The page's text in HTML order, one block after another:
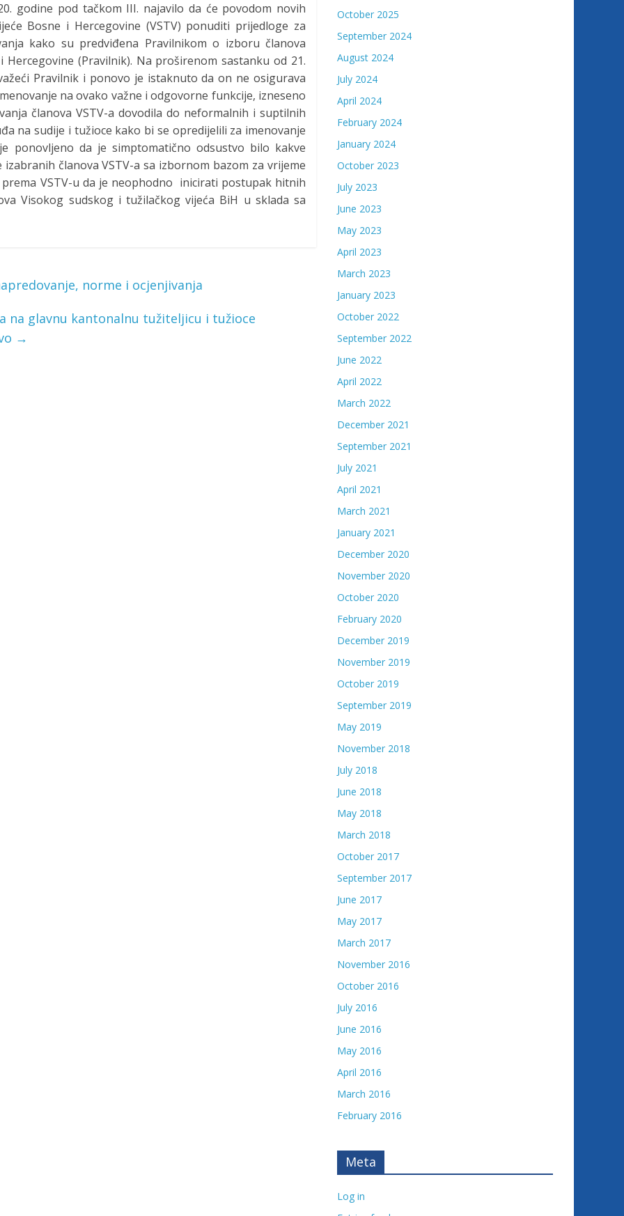
godine pod tačkom III. najavilo da će povodom novih
Bosne i Hercegovine (VSTV) ponuditi prijedloge za
kako su predviđena Pravilnikom o izboru članova
(Pravilnik). Na proširenom sastanku od 21.
Pravilnik i ponovo je istaknuto da on ne osigurava
na ovako važne i odgovorne funkcije, izneseno
članova VSTV-a dovodila do neformalnih i suptilnih
na sudije i tužioce kako bi se opredijelili za imenovanje
ponovljeno da je simptomatično odsustvo bilo kakve
članova VSTV-a sa izbornom bazom za vrijeme
VSTV-u da je neophodno inicirati postupak hitnih
Visokog sudskog i tužilačkog vijeća BiH u sklada sa
norme i ocjenjivanja
na glavnu kantonalnu tužiteljicu i tužioce
→
October 2025
September 2024
August 2024
July 2024
April 2024
February 2024
January 2024
October 2023
July 2023
June 2023
May 2023
April 2023
March 2023
January 2023
October 2022
September 2022
June 2022
April 2022
March 2022
December 2021
September 2021
July 2021
April 2021
March 2021
January 2021
December 2020
November 2020
October 2020
February 2020
December 2019
November 2019
October 2019
September 2019
May 2019
November 2018
July 2018
June 2018
May 2018
March 2018
October 2017
September 2017
June 2017
May 2017
March 2017
November 2016
October 2016
July 2016
June 2016
May 2016
April 2016
March 2016
February 2016
Meta
Log in